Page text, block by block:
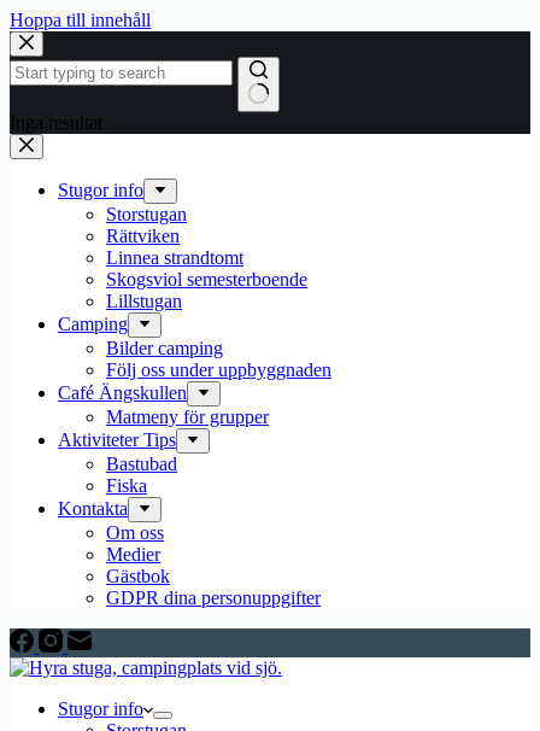
Hoppa till innehåll
Inga resultat
Stugor info
Storstugan
Rättviken
Linnea strandtomt
Skogsviol semesterboende
Lillstugan
Camping
Bilder camping
Följ oss under uppbyggnaden
Café Ängskullen
Matmeny för grupper
Aktiviteter Tips
Bastubad
Fiska
Kontakta
Om oss
Medier
Gästbok
GDPR dina personuppgifter
Stugor info